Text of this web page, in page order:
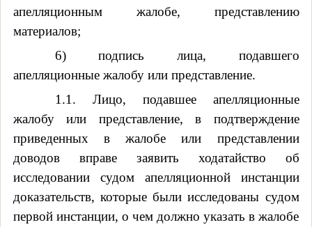
апелляционным жалобе, представлению
материалов;
6) подпись лица, подавшего
апелляционные жалобу или представление.
1.1. Лицо, подавшее апелляционные
жалобу или представление, в подтверждение
приведенных в жалобе или представлении
доводов вправе заявить ходатайство об
исследовании судом апелляционной инстанции
доказательств, которые были исследованы судом
первой инстанции, о чем должно указать в жалобе